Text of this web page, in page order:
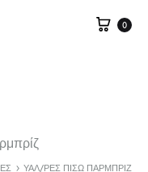
0
ΥΑΛ/ΡΕΣ ΠΙΣΩ ΠΑΡΜΠΡΙΖ